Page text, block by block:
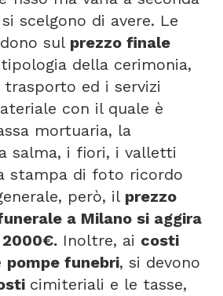
scelgono di avere. Le
sul prezzo finale
della cerimonia,
ed i servizi
con il quale è
mortuaria, la
salma, i fiori, i valletti
stampa di foto ricordo
però, il prezzo
a Milano si aggira
Inoltre, ai costi
pompe funebri, si devono
cimiteriali e le tasse,